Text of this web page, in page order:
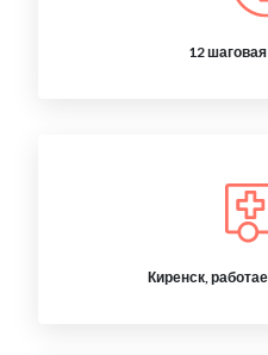
12
Киренск,